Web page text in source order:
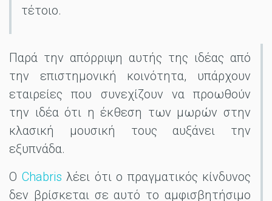
τέτοιο.
Παρά την απόρριψη αυτής της ιδέας από
την επιστημονική κοινότητα, υπάρχουν
εταιρείες που συνεχίζουν να προωθούν
την ιδέα ότι η έκθεση των μωρών στην
κλασική μουσική τους αυξάνει την
εξυπνάδα.
Ο Chabris λέει ότι ο πραγματικός κίνδυνος
δεν βρίσκεται σε αυτό το αμφισβητήσιμο